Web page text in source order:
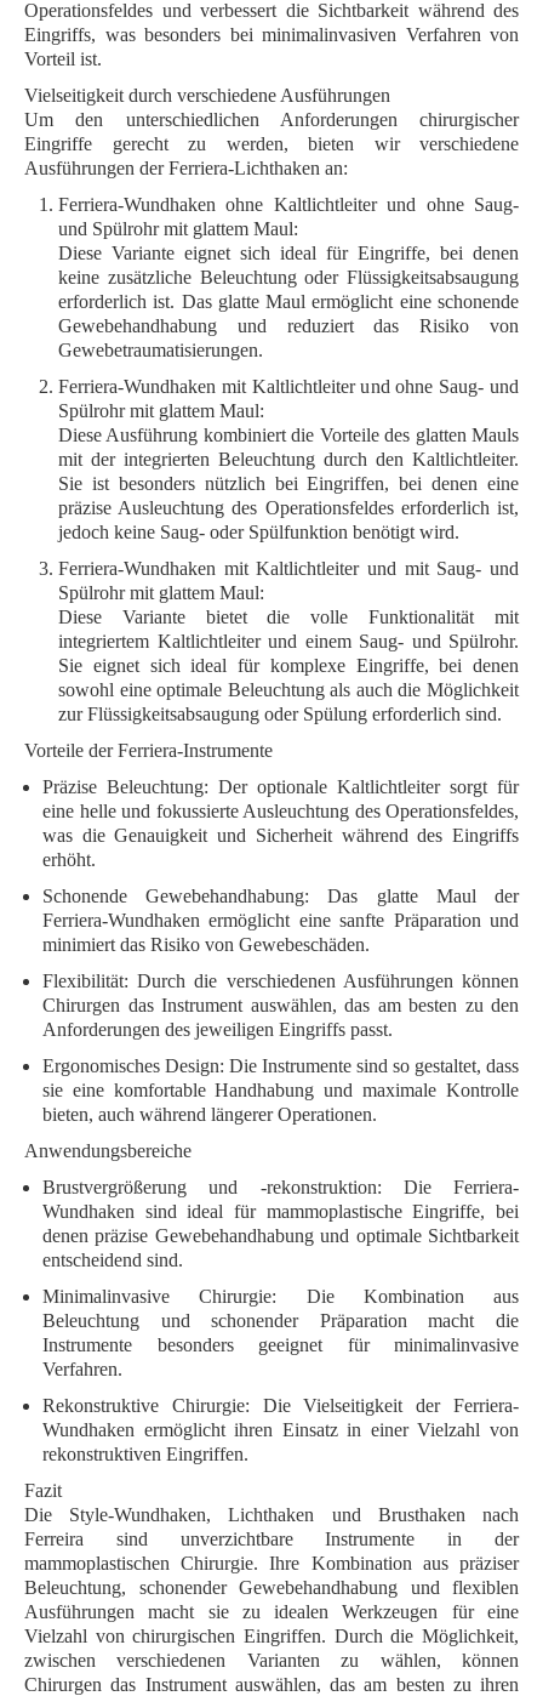
Operationsfeldes und verbessert die Sichtbarkeit während des
Eingriffs, was besonders bei minimalinvasiven Verfahren von
Vorteil ist.
Vielseitigkeit durch verschiedene Ausführungen
Um den unterschiedlichen Anforderungen chirurgischer
Eingriffe gerecht zu werden, bieten wir verschiedene
Ausführungen derFerriera-Lichthaken an:
Ferriera-Wundhaken ohne Kaltlichtleiter und ohne Saug-
und Spülrohr mit glattem Maul:
Diese Variante eignet sich ideal für Eingriffe, bei denen
keine zusätzliche Beleuchtung oder Flüssigkeitsabsaugung
erforderlich ist. Das glatte Maul ermöglicht eine schonende
Gewebehandhabung und reduziert das Risiko von
Gewebetraumatisierungen.
Ferriera-Wundhaken mit Kaltlichtleiter und ohne Saug- und
Spülrohr mit glattem Maul:
Diese Ausführung kombiniert die Vorteile des glatten Mauls
mit der integrierten Beleuchtung durch den Kaltlichtleiter.
Sie ist besonders nützlich bei Eingriffen, bei denen eine
präzise Ausleuchtung des Operationsfeldes erforderlich ist,
jedoch keine Saug- oder Spülfunktion benötigt wird.
Ferriera-Wundhaken mit Kaltlichtleiter und mit Saug- und
Spülrohr mit glattem Maul:
Diese Variante bietet die volle Funktionalität mit
integriertem Kaltlichtleiter und einem Saug- und Spülrohr.
Sie eignet sich ideal für komplexe Eingriffe, bei denen
sowohl eine optimale Beleuchtung als auch die Möglichkeit
zur Flüssigkeitsabsaugung oder Spülung erforderlich sind.
Vorteile der Ferriera-Instrumente
Präzise Beleuchtung: Der optionale Kaltlichtleiter sorgt für
eine helle und fokussierte Ausleuchtung des Operationsfeldes,
was die Genauigkeit und Sicherheit während des Eingriffs
erhöht.
Schonende Gewebehandhabung: Das glatte Maul der
Ferriera-Wundhaken ermöglicht eine sanfte Präparation und
minimiert das Risiko von Gewebeschäden.
Flexibilität: Durch die verschiedenen Ausführungen können
Chirurgen das Instrument auswählen, das am besten zu den
Anforderungen des jeweiligen Eingriffs passt.
Ergonomisches Design: Die Instrumente sind so gestaltet, dass
sie eine komfortable Handhabung und maximale Kontrolle
bieten, auch während längerer Operationen.
Anwendungsbereiche
Brustvergrößerung und -rekonstruktion: Die Ferriera-
Wundhaken sind ideal für mammoplastische Eingriffe, bei
denen präzise Gewebehandhabung und optimale Sichtbarkeit
entscheidend sind.
Minimalinvasive Chirurgie: Die Kombination aus
Beleuchtung und schonender Präparation macht die
Instrumente besonders geeignet für minimalinvasive
Verfahren.
Rekonstruktive Chirurgie: Die Vielseitigkeit der Ferriera-
Wundhaken ermöglicht ihren Einsatz in einer Vielzahl von
rekonstruktiven Eingriffen.
Fazit
Die Style-Wundhaken, Lichthaken und Brusthaken nach
Ferreira sind unverzichtbare Instrumente in der
mammoplastischen Chirurgie. Ihre Kombination aus präziser
Beleuchtung, schonender Gewebehandhabung und flexiblen
Ausführungen macht sie zu idealen Werkzeugen für eine
Vielzahl von chirurgischen Eingriffen. Durch die Möglichkeit,
zwischen verschiedenen Varianten zu wählen, können
Chirurgen das Instrument auswählen, das am besten zu ihren